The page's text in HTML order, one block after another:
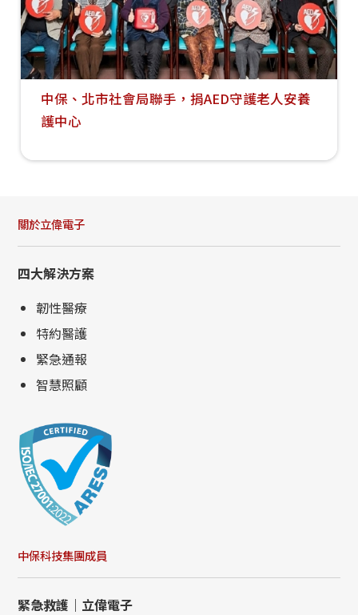
中保、北市社會局聯手，捐AED守護老人安養
護中心
關於立偉電子
四大解決方案
韌性醫療
特約醫護
緊急通報
智慧照顧
中保科技集團成員
緊急救護｜立偉電子